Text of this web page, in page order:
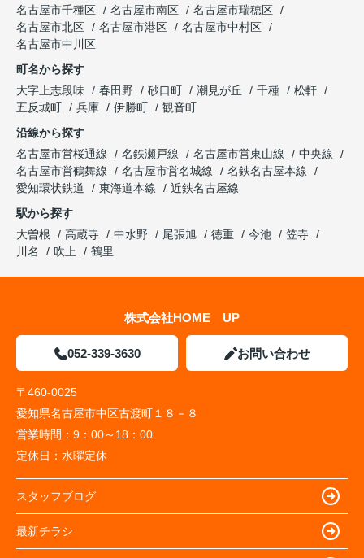
名古屋市千種区
名古屋市南区
名古屋市瑞穂区
名古屋市北区
名古屋市港区
名古屋市中村区
名古屋市中川区
町名から探す
大字上志段味
春田野 砂口町 潮見が丘 千種
松軒
五反城町
兵庫 伊勝町
観音町
沿線から探す
名古屋市営桜通線
名鉄瀬戸線 名古屋市営東山線
中央線
名古屋市営鶴舞線
名古屋市営名城線
名鉄名古屋本線
愛知環状鉄道
東海道本線
近鉄名古屋線
駅から探す
大曽根
高蔵寺 中水野 尾張旭 徳重 今池
笠寺
川名
吹上 鶴里
株式会社HOME UP
052-339-3630 お問い合わせ
〒460-0025
愛知県名古屋市中区古渡町１８－８
営業時間： 9：00～18：00
定休日： 水曜定休
スタッフブログ
最新チラシ